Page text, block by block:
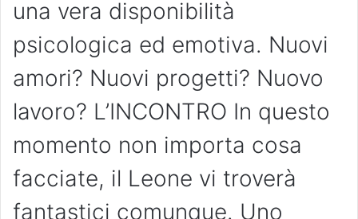
una vera disponibilità
psicologica ed emotiva. Nuovi
amori? Nuovi progetti? Nuovo
lavoro? L’INCONTRO In questo
momento non importa cosa
facciate, il Leone vi troverà
fantastici comunque. Uno